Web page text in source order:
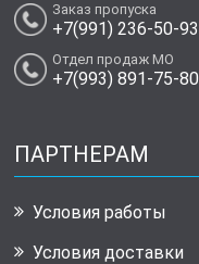
Заказ пропуска
+7(991) 236-50-93
Отдел продаж МО
+7(993) 891-75-80
ПАРТНЕРАМ
Условия работы
Условия доставки